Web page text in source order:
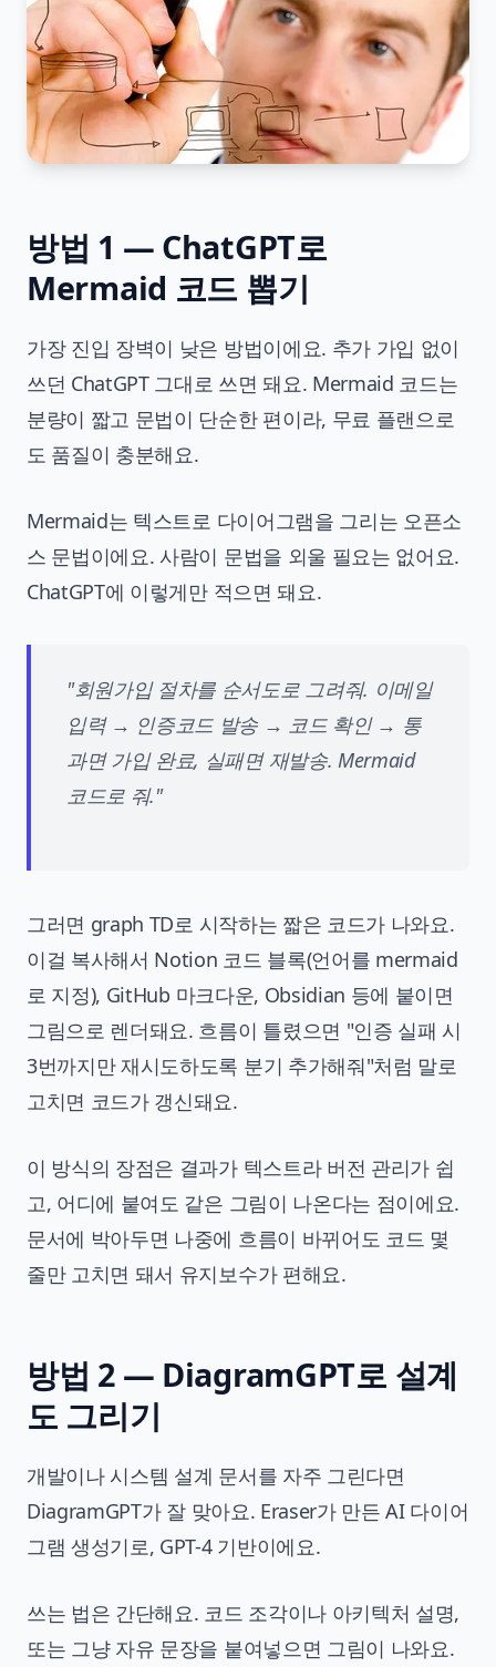
방법 1 — ChatGPT로
Mermaid 코드 뽑기
가장 진입 장벽이 낮은 방법이에요. 추가 가입 없이
쓰던 ChatGPT 그대로 쓰면 돼요. Mermaid 코드는
분량이 짧고 문법이 단순한 편이라, 무료 플랜으로
도 품질이 충분해요.
Mermaid는 텍스트로 다이어그램을 그리는 오픈소
스 문법이에요. 사람이 문법을 외울 필요는 없어요.
ChatGPT에 이렇게만 적으면 돼요.
"회원가입 절차를 순서도로 그려줘. 이메일
입력 → 인증코드 발송 → 코드 확인 → 통
과면 가입 완료, 실패면 재발송. Mermaid
코드로 줘."
그러면 graph TD로 시작하는 짧은 코드가 나와요.
이걸 복사해서 Notion 코드 블록(언어를 mermaid
로 지정), GitHub 마크다운, Obsidian 등에 붙이면
그림으로 렌더돼요. 흐름이 틀렸으면 "인증 실패 시
3번까지만 재시도하도록 분기 추가해줘"처럼 말로
고치면 코드가 갱신돼요.
이 방식의 장점은 결과가 텍스트라 버전 관리가 쉽
고, 어디에 붙여도 같은 그림이 나온다는 점이에요.
문서에 박아두면 나중에 흐름이 바뀌어도 코드 몇
줄만 고치면 돼서 유지보수가 편해요.
방법 2 — DiagramGPT로 설계
도 그리기
개발이나 시스템 설계 문서를 자주 그린다면
DiagramGPT가 잘 맞아요. Eraser가 만든 AI 다이어
그램 생성기로, GPT-4 기반이에요.
쓰는 법은 간단해요. 코드 조각이나 아키텍처 설명,
또는 그냥 자유 문장을 붙여넣으면 그림이 나와요.